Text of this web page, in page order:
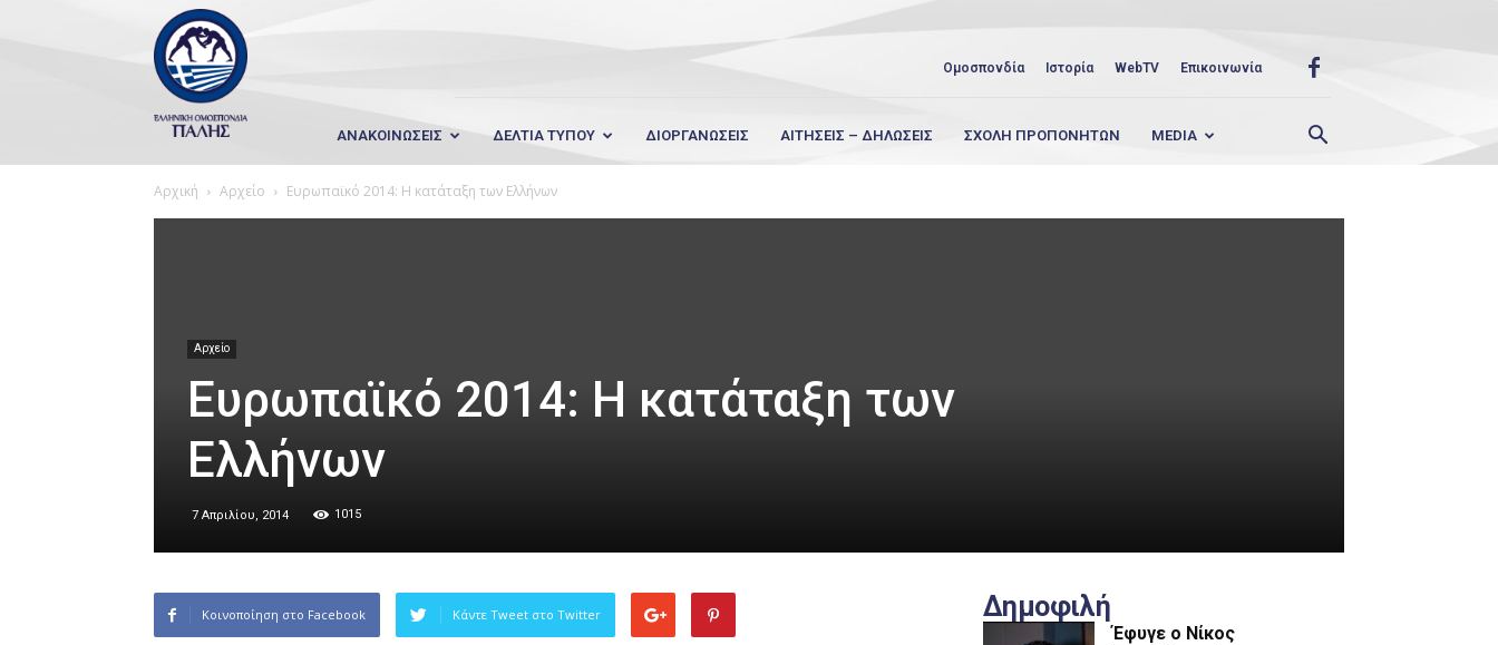
Wrestling
Hellas
Ομοσπονδία Ιστορία WebTV Επικοινωνία
ΑΝΑΚΟΙΝΩΣΕΙΣ ΔΕΛΤΙΑ ΤΥΠΟΥ ΔΙΟΡΓΑΝΩΣΕΙΣ ΑΙΤΗΣΕΙΣ – ΔΗΛΩΣΕΙΣ ΣΧΟΛΗ ΠΡΟΠΟΝΗΤΩΝ MEDIA
Αρχική Αρχείο Ευρωπαϊκό 2014: Η κατάταξη των Ελλήνων
Αρχείο
Ευρωπαϊκό 2014: Η κατάταξη των
Ελλήνων
7 Απριλίου, 2014 1015
Κοινοποίηση στο Facebook Κάντε Tweet στο Twitter Δημοφιλή
Έφυγε ο Νίκος